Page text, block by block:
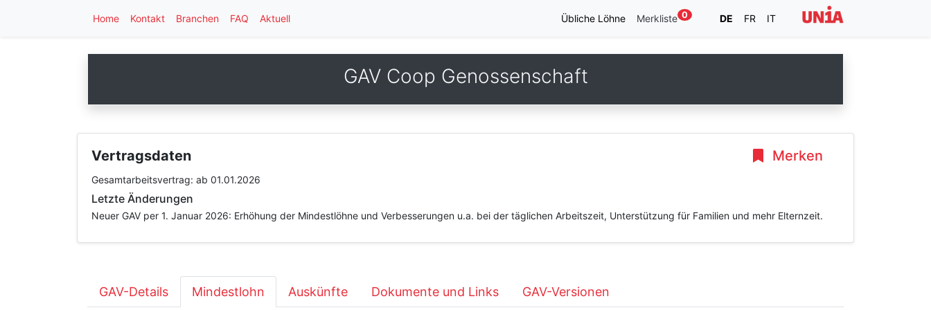
Home Kontakt Branchen FAQ Aktuell Übliche Löhne Merkliste 0 DE FR IT
GAV Coop Genossenschaft
Merken
Vertragsdaten
Gesamtarbeitsvertrag: ab 01.01.2026
Letzte Änderungen
Neuer GAV per 1. Januar 2026: Erhöhung der Mindestlöhne und Verbesserungen u.a. bei der täglichen Arbeitszeit, Unterstützung für Familien und mehr Elternzeit.
GAV-Details Mindestlohn Auskünfte Dokumente und Links GAV-Versionen